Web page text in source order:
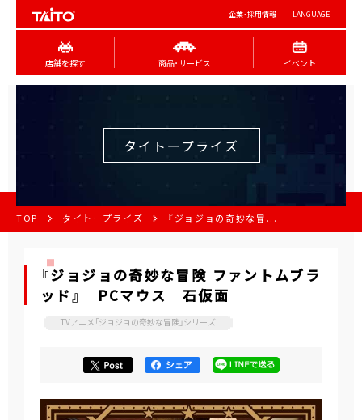
企業･採用情報 LANGUAGE
店舗を探す 商品･サービス イベント
タイトープライズ
TOP タイトープライズ 『ジョジョの奇妙な冒...
『ジョジョの奇妙な冒険 ファントムブラ
ッド』 PCマウス 石仮面
TVアニメ「ジョジョの奇妙な冒険」シリーズ